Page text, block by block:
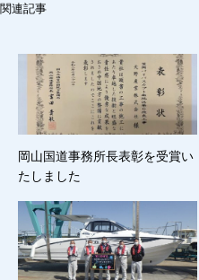
関連記事
岡山国道事務所長表彰を受賞い
たしました